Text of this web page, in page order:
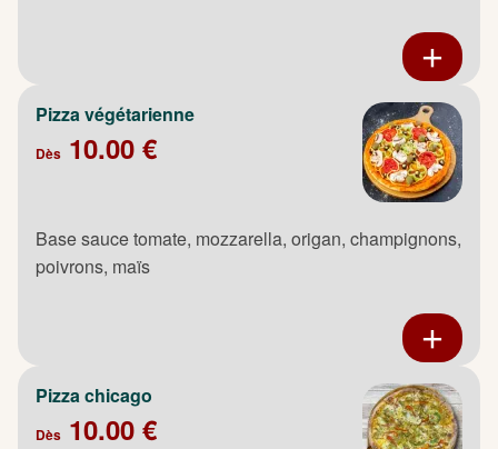
Pizza végétarienne
Dès 10.00 €
Base sauce tomate, mozzarella, origan, champignons,
poivrons, maïs
Pizza chicago
Dès 10.00 €